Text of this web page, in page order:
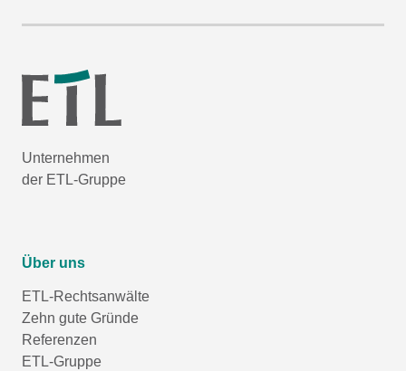
Unternehmen
der ETL-Gruppe
Über uns
ETL-Rechtsanwälte
Zehn gute Gründe
Referenzen
ETL-Gruppe